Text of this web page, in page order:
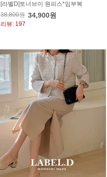
[라벨D]토너브이 원피스*임부복
38,800원 34,900원
리뷰: 197